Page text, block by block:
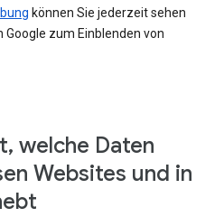
können Sie jederzeit sehen
zum Einblenden von
welche Daten
Websites und in